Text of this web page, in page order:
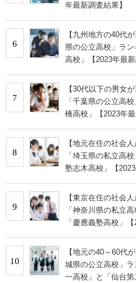
年最新調査結果】
6
【九州地方の40代
県の公立高校」ラ
高校」【2023年最新
7
【30代以下の男女
「千葉県の公立高
橋高校」【2023年最
8
【地元在住の社会
「埼玉県の私立高
塾志木高校」【2023
9
【東京在住の社会
「神奈川県の私立
「慶應義塾高校」
10
【地元の40～60代
城県の公立高校」
一高校」と「仙台第